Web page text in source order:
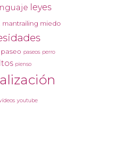
leyes
mantrailing miedo
paseo paseos perro
pienso
youtube